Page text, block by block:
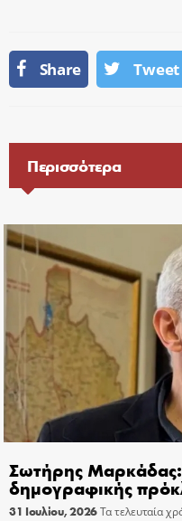
Share Tweet
Περισσότερα
Σωτήρης Μαρκάδας:
δημογραφικής
31 Ιουλίου, 2026Τα τελευταία